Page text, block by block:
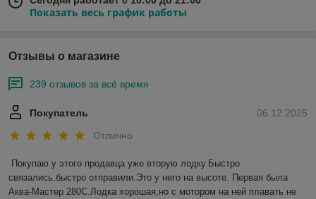
Показать весь график работы
Отзывы о магазине
239 отзывов за всё время
06.12.2025
Покупатель
Отлично
Покупаю у этого продавца уже вторую лодку.Быстро
связались,быстро отправили.Это у него на высоте. Первая была
Аква-Мастер 280С.Лодка хорошая,но с мотором на ней плавать не